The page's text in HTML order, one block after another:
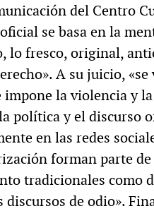
del Centro
se basa en la
lo fresco, original,
A su juicio,
impone la violencia y
política y el discurso
en las redes
forman parte
tradicionales como
discursos de odio».